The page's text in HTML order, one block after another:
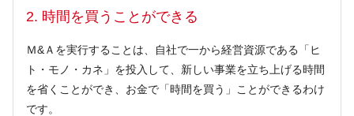
2. 時間を買うことができる
Ｍ&Ａを実行することは、自社で一から経営資源である「ヒ
ト・モノ・カネ」を投入して、新しい事業を立ち上げる時間
を省くことができ、お金で「時間を買う」ことができるわけ
です。